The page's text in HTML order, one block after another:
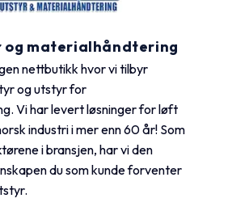
materialhåndtering
nettbutikk hvor vi tilbyr
og utstyr for
Vi har levert løsninger for løft
industri i mer enn 60 år! Som
i bransjen, har vi den
du som kunde forventer